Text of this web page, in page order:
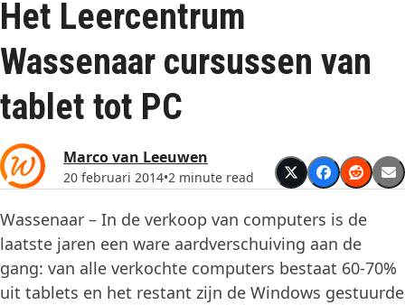
Het Leercentrum
Wassenaar cursussen van
tablet tot PC
Marco van Leeuwen
20 februari 2014•2 minute read
Wassenaar – In de verkoop van computers is de
laatste jaren een ware aardverschuiving aan de
gang: van alle verkochte computers bestaat 60-70%
uit tablets en het restant zijn de Windows gestuurde